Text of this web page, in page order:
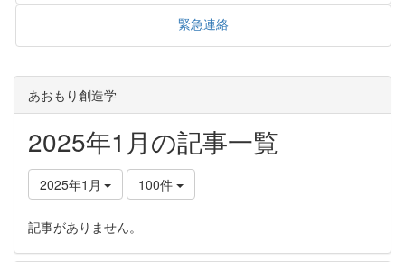
緊急連絡
あおもり創造学
2025年1月の記事一覧
2025年1月 100件
記事がありません。